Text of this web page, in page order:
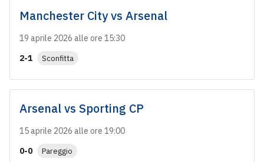
Manchester Cityvs Arsenal
19 aprile 2026 alle ore 15:30
2-1
Sconfitta
Arsenalvs Sporting CP
15 aprile 2026 alle ore 19:00
0-0
Pareggio